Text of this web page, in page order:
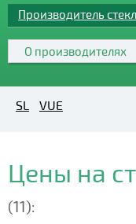
Производитель
О производителях
SL VUE
Цены на
(11):